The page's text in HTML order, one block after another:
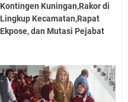
Kontingen Kuningan,Rakor di
Lingkup Kecamatan,Rapat
Ekpose, dan Mutasi Pejabat